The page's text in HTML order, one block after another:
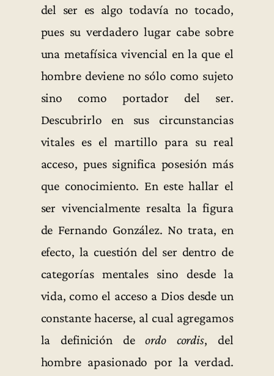
del ser es algo todavía no tocado,
pues su verdadero lugar cabe sobre
una metafísica vivencial en la que el
hombre deviene no sólo como sujeto
sino como portador del ser.
Descubrirlo en sus circunstancias
vitales es el martillo para su real
acceso, pues significa posesión más
que conocimiento. En este hallar el
ser vivencialmente resalta la figura
de Fernando González. No trata, en
efecto, la cuestión del ser dentro de
categorías mentales sino desde la
vida, como el acceso a Dios desde un
constante hacerse, al cual agregamos
la definición deordo cordis, del
hombre apasionado por la verdad.